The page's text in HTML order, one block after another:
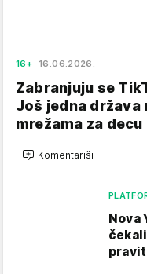
16+ 16.06.2026.
Zabranjuju se
Još jedna država
mrežama za decu
Komentariši
Nova